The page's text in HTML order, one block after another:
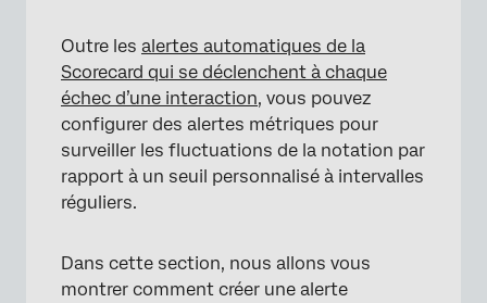
Outre les alertes automatiques de la
Scorecard qui se déclenchent à chaque
échec d’une interaction, vous pouvez
configurer des alertes métriques pour
surveiller les fluctuations de la notation par
rapport à un seuil personnalisé à intervalles
réguliers.
Dans cette section, nous allons vous
montrer comment créer une alerte